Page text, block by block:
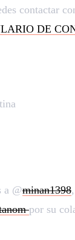
contactar
DE
a @minan1398
por su